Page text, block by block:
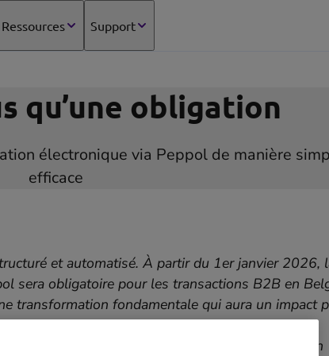
Ressources Support
qu’une obligation
électronique via Peppol de manière
efficace
et automatisé. À partir du 1er janvier 2026,
sera obligatoire pour les transactions B2B en
transformation fondamentale qui aura un impact
En tant qu’expert-comptable et conseiller de
transition. Mais ne vous inquiétez pas, avec le bon